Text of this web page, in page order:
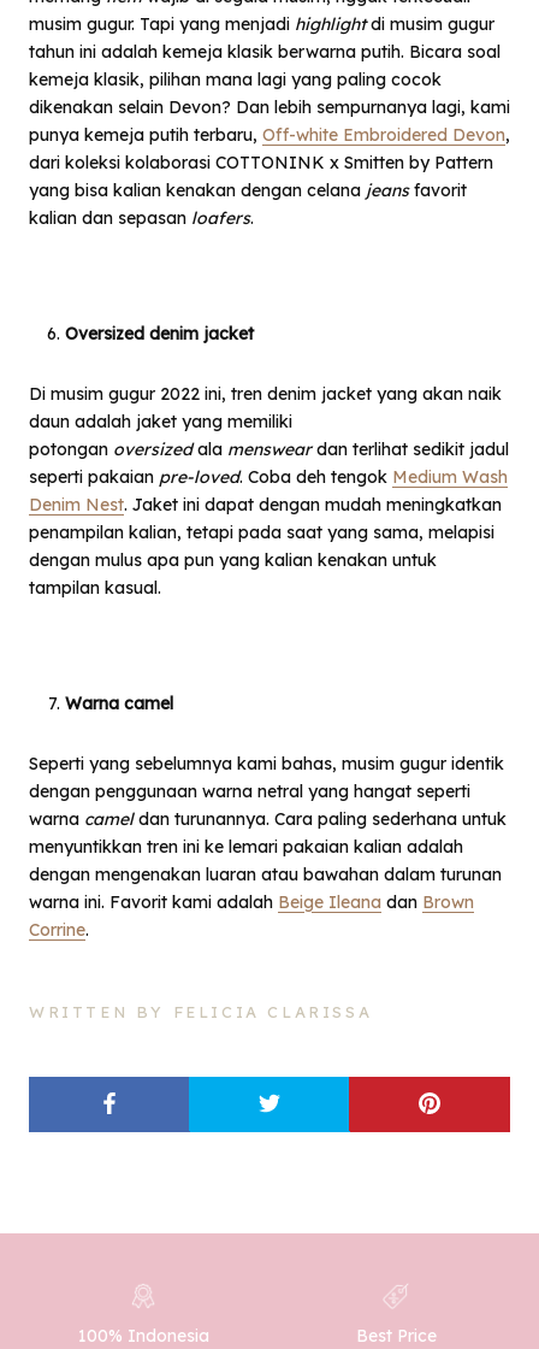
musim gugur. Tapi yang menjadi highlightdi musim gugur
tahun ini adalah kemeja klasik berwarna putih. Bicara soal
kemeja klasik, pilihan mana lagi yang paling cocok
dikenakan selain Devon? Dan lebih sempurnanya lagi, kami
punya kemeja putih terbaru, Off-white Embroidered Devon,
dari koleksi kolaborasi COTTONINK x Smitten by Pattern
yang bisa kalian kenakan dengan celana jeansfavorit
kalian dan sepasan loafers.
Oversized denim jacket
Di musim gugur 2022 ini, tren denim jacket yang akan naik
daun adalah jaket yang memiliki
potongan oversizedala mensweardan terlihat sedikit jadul
seperti pakaian pre-loved. Coba deh tengok Medium Wash
Denim Nest. Jaket ini dapat dengan mudah meningkatkan
penampilan kalian, tetapi pada saat yang sama, melapisi
dengan mulus apa pun yang kalian kenakan untuk
tampilan kasual.
Warna camel
Seperti yang sebelumnya kami bahas, musim gugur identik
dengan penggunaan warna netral yang hangat seperti
warna cameldan turunannya. Cara paling sederhana untuk
menyuntikkan tren ini ke lemari pakaian kalian adalah
dengan mengenakan luaran atau bawahan dalam turunan
warna ini. Favorit kami adalah Beige Ileana dan Brown
Corrine.
WRITTEN BY FELICIA CLARISSA
100% Indonesia Best Price